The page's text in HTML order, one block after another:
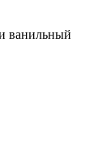
ванильный